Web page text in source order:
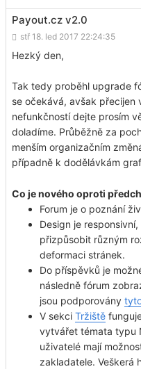
Payout.cz v2.0
stř 18. led 2017 22:24:35
Hezký den,
Tak tedy proběhl upgrade
se očekává, avšak
nefunkčností dejte prosím
doladíme. Průběžně za
menším organizačním
případně k dodělávkám
Co je nového oproti
Forum je o poznání
Design je
přizpůsobit různým
deformaci stránek.
Do příspěvků je
následně fórum
jsou podporovány
V sekci Tržiště
vytvářet témata typu
uživatelé mají
zakladatele. Veškerá